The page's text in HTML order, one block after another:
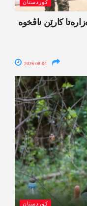
کوردستان
کارێن ناڤخوە
2026-08-04
کوردستان